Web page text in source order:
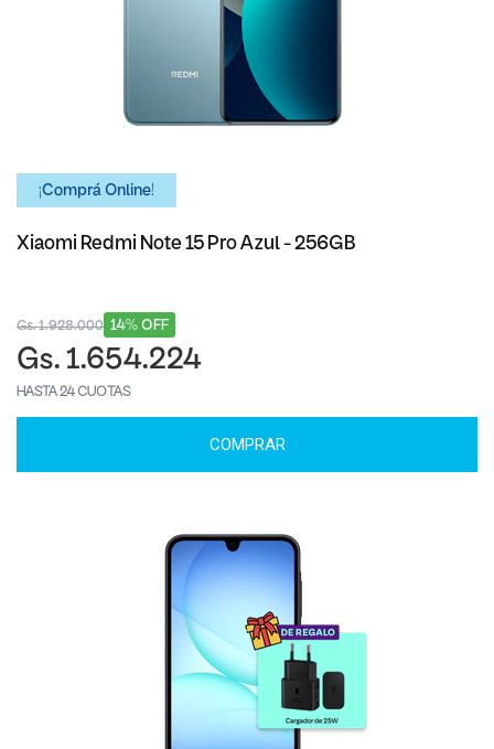
¡Comprá Online!
Xiaomi Redmi Note 15 Pro Azul - 256GB
14% OFF
Gs. 1.928.000
Gs. 1.654.224
HASTA 24 CUOTAS
COMPRAR